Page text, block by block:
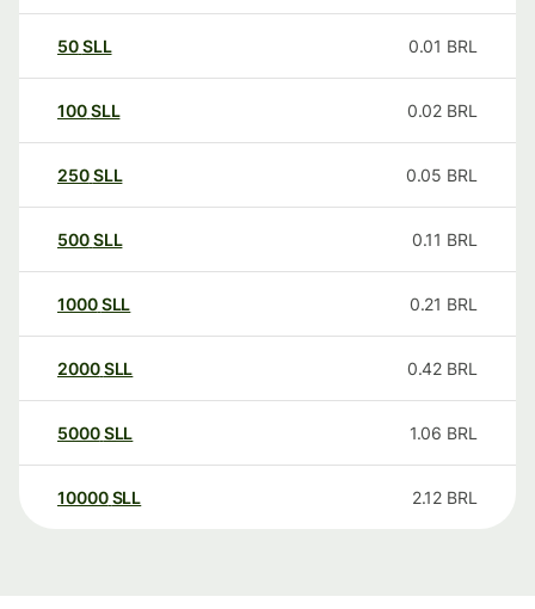
50SLL 0.01 BRL
100SLL 0.02 BRL
250SLL 0.05 BRL
500SLL 0.11 BRL
1000SLL 0.21 BRL
2000SLL 0.42 BRL
5000SLL 1.06 BRL
10000 SLL 2.12 BRL